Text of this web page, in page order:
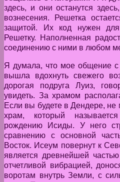
здесь, и они останутся
вознесения. Решетка
защитой. Их код нужен
Решетку. Наполненная
соединению с ними в любом
Я думала, что мое общение
вышла вдохнуть свежего
дорогая подруга Луиз,
увидеть. За храмом
Если вы будете в Дендере, не
храм, который
рождению Исиды. У него
сравнению с основной
Восток. Исеум повернут к
является древнейшей
отчетливой вибрацией,
воротам внутрь Земли, с